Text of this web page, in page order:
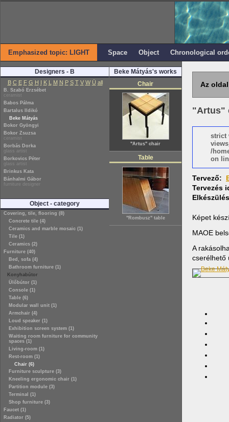
Emphasized topic: LIGHT Space Object Chronological
Designers - B
B C E F G H I K L M N P S T V W Ü all
B. Szabó Erzsébet
ceramist
Babos Pálma
Bartalus Ildikó
Beke Mátyás
Bokor Gyöngyi
Bokor Zsuzsa
ceramist
Borbás Dorka
glass artist
Borkovics Péter
glass artist
Brinkus Kata
Bánhalmi Gábor
furniture designer
Object - category
Covering, tile, flooring (8)
Concrete tile (4)
Ceramics and marble mosaic (1)
Tile (1)
Ceramics (2)
Furniture (40)
Bed, sofa (4)
Bathroom furniture (1)
Konyhabútor
Ülőbútor (1)
Console (1)
Table (6)
Modular wall unit (1)
Armchair (4)
Loud speaker (1)
Exhibition screen system (1)
Waiting room furniture for community
spaces (1)
Living-room (1)
Rest-room (1)
Chair (6)
Furniture sculpture (3)
Kneeling ergonomic chair (1)
Partition module (3)
Terminal (1)
Shop furniture (3)
Faucet (1)
Radiator (5)
Beke Mátyás's works
Chair
"Artus" chair
Table
"Rombusz" table
Az
"Artus"
strict
/
on
Tervező:
Tervezés
Képet
MAOE
A
cserélhető